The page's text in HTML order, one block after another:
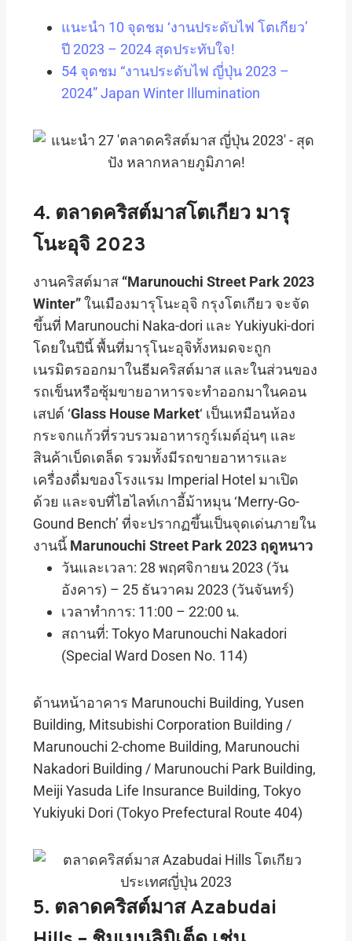
แนะนำ 10 จุดชม ‘งานประดับไฟ โตเกียว’
ปี 2023 – 2024 สุดประทับใจ!
54 จุดชม “งานประดับไฟ ญี่ปุ่น 2023 –
2024” Japan Winter Illumination
4. ตลาดคริสต์มาสโตเกียว มารุ
โนะอุจิ 2023
งานคริสต์มาส “Marunouchi Street Park 2023
Winter”ในเมืองมารุโนะอุจิ กรุงโตเกียว จะจัด
ขึ้นที่ Marunouchi Naka-dori และ Yukiyuki-dori
โดยในปีนี้ พื้นที่มารุโนะอุจิทั้งหมดจะถูก
เนรมิตรออกมาในธีมคริสต์มาส และในส่วนของ
รถเข็นหรือซุ้มขายอาหารจะทำออกมาในคอน
เสปต์ ‘Glass House Market‘ เป็นเหมือนห้อง
กระจกแก้วที่รวบรวมอาหารกูร์เมต์อุ่นๆ และ
สินค้าเบ็ดเตล็ด รวมทั้งมีรถขายอาหารและ
เครื่องดื่มของโรงแรม Imperial Hotel มาเปิด
ด้วย และจบที่ไฮไลท์เกาอี้ม้าหมุน ‘Merry-Go-
Gound Bench’ ที่จะปรากฏขึ้นเป็นจุดเด่นภายใน
งานนี้ Marunouchi Street Park 2023 ฤดูหนาว
วันและเวลา: 28 พฤศจิกายน 2023 (วัน
อังคาร) – 25 ธันวาคม 2023 (วันจันทร์)
เวลาทำการ: 11:00 – 22:00 น.
สถานที่: Tokyo Marunouchi Nakadori
(Special Ward Dosen No. 114)
ด้านหน้าอาคาร Marunouchi Building, Yusen
Building, Mitsubishi Corporation Building /
Marunouchi 2-chome Building, Marunouchi
Nakadori Building / Marunouchi Park Building,
Meiji Yasuda Life Insurance Building, Tokyo
Yukiyuki Dori (Tokyo Prefectural Route 404)
5. ตลาดคริสต์มาส Azabudai